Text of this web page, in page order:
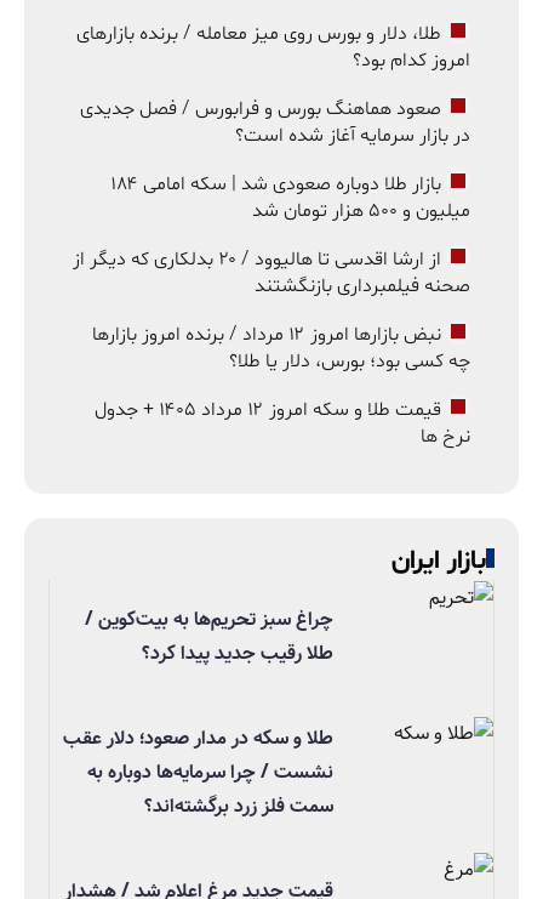
طلا، دلار و بورس روی میز معامله / برنده بازارهای
امروز کدام بود؟
صعود هماهنگ بورس و فرابورس / فصل جدیدی
در بازار سرمایه آغاز شده است؟
بازار طلا دوباره صعودی شد | سکه امامی ۱۸۴
میلیون و ۵۰۰ هزار تومان شد
از ارشا اقدسی تا هالیوود / ۲۰ بدلکاری که دیگر از
صحنه فیلمبرداری بازنگشتند
نبض بازارها امروز ۱۲ مرداد / برنده امروز بازارها
چه کسی بود؛ بورس، دلار یا طلا؟
قیمت طلا و سکه امروز ۱۲ مرداد ۱۴۰۵ + جدول
نرخ ها
بازار ایران
چراغ سبز تحریم‌ها به بیت‌کوین /
طلا رقیب جدید پیدا کرد؟
طلا و سکه در مدار صعود؛ دلار عقب
نشست / چرا سرمایه‌ها دوباره به
سمت فلز زرد برگشته‌اند؟
قیمت جدید مرغ اعلام شد / هشدار